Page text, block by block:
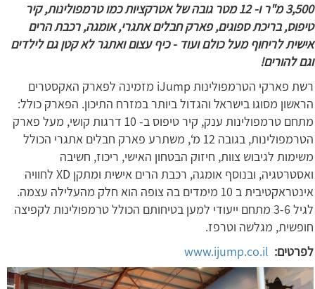
3,500 מ"ר ו- 12 מטר גובה של אטרקציות כמו טרמפולינות, קיר
טיפוס, בריכת ספוגים, פארק חבלים אתגרי, אומגה, רכבת הרים
אישית לריחוף מעל כולם ועוד - כיף עצום ואתגר לא קטן גם לילדים
וגם להורים!
רשת פארקי הטרמפולינות iJump מזמינה לפארק האקסטרים
הראשון מסוגו בישראל והגדול ביותר במזרח התיכון. הפארק כולל:
מתחם טרמפולינות ענק, קיר טיפוס ב- 10 דרגות קושי, מעל פארק
הטרמפולינות, בגובה 12 מ‘, משתרע פארק חבלים אתגרי הכולל
משימות לגיבוש צוות, חיזוק הבטחון האישי, ריכוז, חשיבה
ואסטרטגיה, ובנוסף אומגה, רכבת הרים אישית ומתקן XD לחוויה
אינטראקטיבית ב 10 מימדים בה צופה הוא חלק מהעלילה עצמה.
לגיל 3-6 מתחם ייעודי למען בטיחותם הכולל טרמפולינות לקפיצה
חופשית, מגלשה וטרפז.
לפרטים: www.ijump.co.il